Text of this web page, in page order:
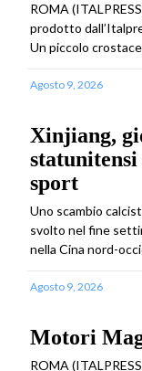
ROMA
prodotto
Un piccolo
Agosto 9, 2026
Xinjiang,
sport
Uno scambio
svolto nel fine
nella Cina nord-
Agosto 9, 2026
Motori
ROMA